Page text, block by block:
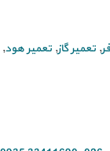
, تعمیر گاز, تعمیر هود,